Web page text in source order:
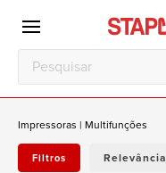
Escritório
Local
trabalho
Impressoras | Multifunções
Filtros Relevância